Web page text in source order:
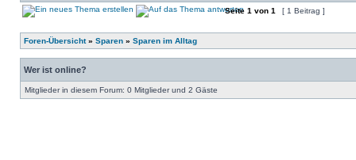
Seite 1 von 1 [ 1 Beitrag ]
Foren-Übersicht» Sparen » Sparen im Alltag
Wer ist online?
Mitglieder in diesem Forum: 0 Mitglieder und 2 Gäste